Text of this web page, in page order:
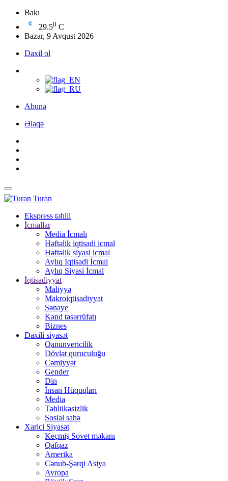
Bakı
29.50 C
Bazar, 9 Avqust 2026
Daxil ol
Abunə
Əlaqə
Turan
Ekspress təhlil
İcmallar
Media İcmalı
Həftəlik iqtisadi icmal
Həftəlik siyasi icmal
Aylıq İqtisadi İcmal
Aylıq Siyasi İcmal
İqtisadiyyat
Maliyyə
Makroiqtisadiyyat
Sənaye
Kənd təsərrüfatı
Biznes
Daxili siyasət
Qanunvericilik
Dövlət quruculuğu
Cəmiyyət
Gender
Din
İnsan Hüquqları
Media
Təhlükəsizlik
Sosial sahə
Xarici Siyasət
Keçmiş Sovet məkanı
Qafqaz
Amerika
Cənub-Şərqi Asiya
Avropa